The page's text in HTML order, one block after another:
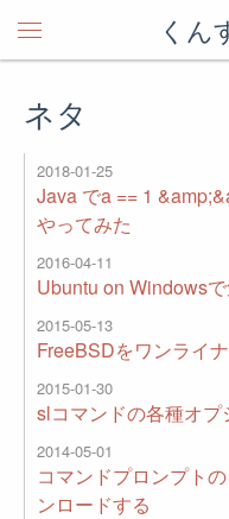
くん
ネタ
2018-01-25
Java でa == 1
やってみた
2016-04-11
Ubuntu on Windows
2015-05-13
FreeBSDをワンライ
2015-01-30
slコマンドの各種オプ
2014-05-01
コマンドプロンプト
ンロードする